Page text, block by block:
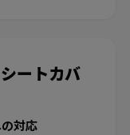
ートカバ
対応